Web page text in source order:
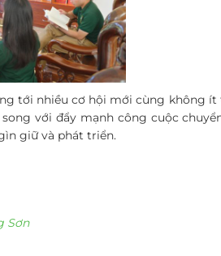
tới nhiều cơ hội mới cùng không
với đẩy mạnh công cuộc
giữ và phát triển.
Sơn